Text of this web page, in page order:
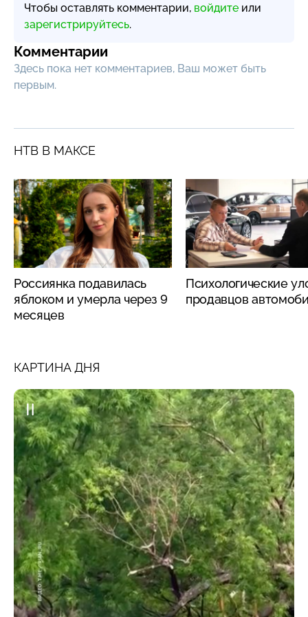
Чтобы оставлять комментарии, войдите или
зарегистрируйтесь.
Комментарии
Здесь пока нет комментариев, Ваш может быть
первым.
НТВ В МАКСЕ
Россиянка подавилась
яблоком и умерла через 9
месяцев
Психологические
продавцов
КАРТИНА ДНЯ